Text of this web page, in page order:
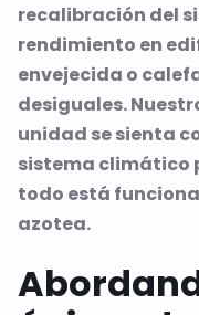
recalibración del
rendimiento en
envejecida o
desiguales.
unidad se sienta
sistema climático
todo está
azotea.